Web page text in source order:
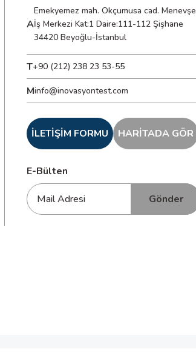
A
Emekyemez mah. Okçumusa cad. Menevşe
İş Merkezi Kat:1 Daire:111-112 Şişhane
34420 Beyoğlu-İstanbul
T+90 (212) 238 23 53-55
Minfo@inovasyontest.com
İLETİŞİM FORMU HARİTADA GÖR
E-Bülten
Gönder